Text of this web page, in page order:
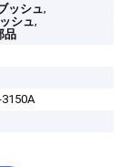
ッシュ,
シュ,
品